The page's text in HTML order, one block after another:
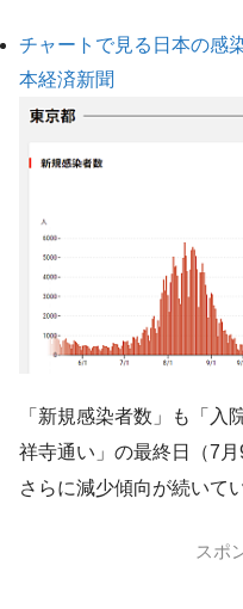
チャートで見る日本の感
本経済新聞
「新規感染者数」も「入
祥寺通い」の最終日（7
さらに減少傾向が続いて
スポ